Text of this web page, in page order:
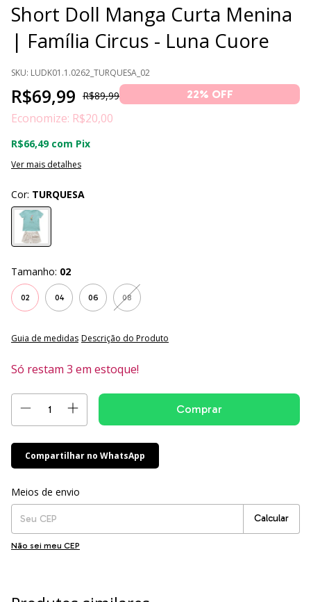
Short Doll Manga Curta Menina
| Família Circus - Luna Cuore
SKU: LUDK01.1.0262_TURQUESA_02
R$69,99 R$89,99 22% OFF
Economize: R$20,00
R$66,49 com Pix
Ver mais detalhes
Cor: TURQUESA
Tamanho: 02
02 04 06 08
Guia de medidas Descrição do Produto
Só restam 3 em estoque!
Compartilhar no WhatsApp
Entregas para o CEP:
Meios de envio
Calcular
Não sei meu CEP